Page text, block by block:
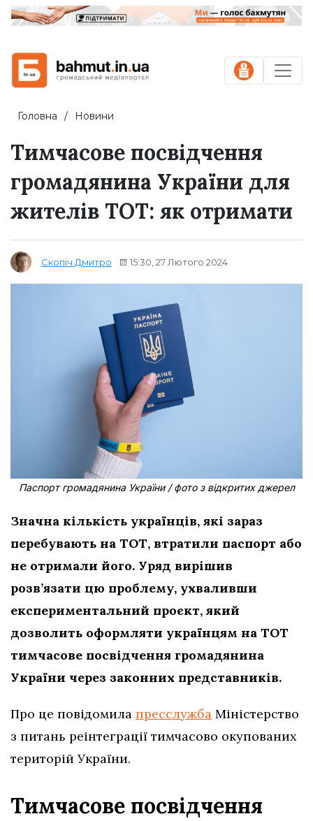
Головна Новини
Тимчасове посвідчення
громадянина України для
жителів ТОТ: як отримати
Скопіч Дмитро 15:30, 27 Лютого 2024
Паспорт громадянина України / фото з відкритих джерел
Значна кількість українців, які зараз
перебувають на ТОТ, втратили паспорт або
не отримали його. Уряд вирішив
розв’язати цю проблему, ухваливши
експериментальний проєкт, який
дозволить оформляти українцям на ТОТ
тимчасове посвідчення громадянина
України через законних представників.
Про це повідомила пресслужба Міністерство
з питань реінтеграції тимчасово окупованих
територій України.
Тимчасове посвідчення